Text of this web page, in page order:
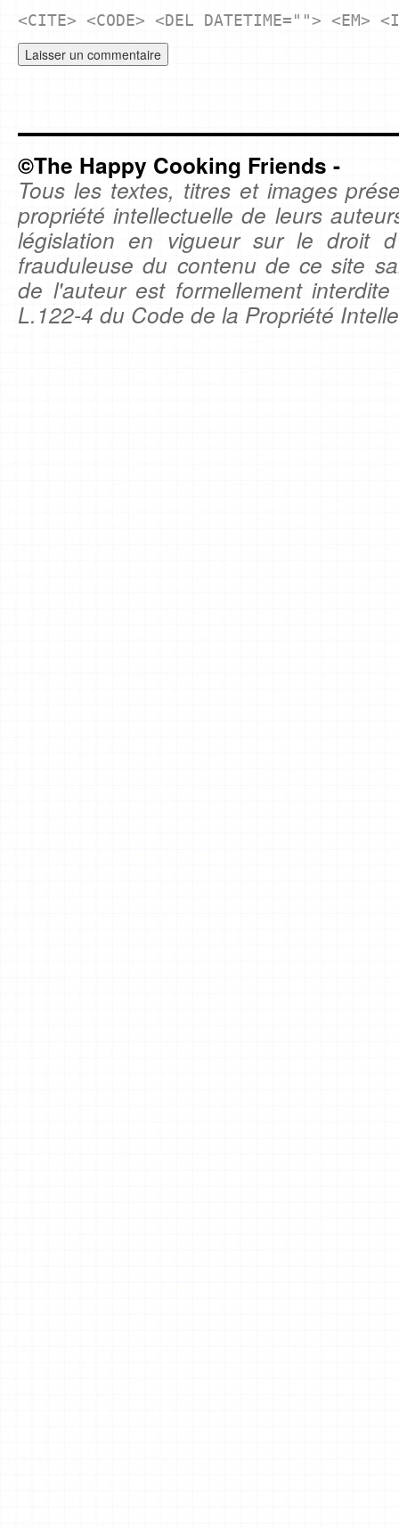
<CITE> <CODE> <DEL DATETIME=""> <EM>
©The Happy Cooking Friends -
Tous les textes, titres et images
propriété intellectuelle de leurs
législation en vigueur sur le droit
frauduleuse du contenu de ce site
de l'auteur est formellement
L.122-4 du Code de la Propriété